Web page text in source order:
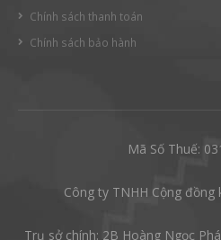
Chính sách thanh toán
Chính sách bảo hành
Mã Số Thuế:
Công ty TNHH Cộng
Trụ sở chính: 2B Hoàng Ngọc